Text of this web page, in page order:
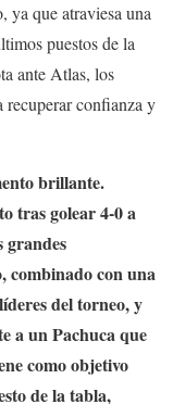
ya que atraviesa una
puestos de la
ante Atlas, los
recuperar confianza y
brillante.
tras golear 4-0 a
grandes
combinado con una
del torneo, y
a un Pachuca que
como objetivo
de la tabla,